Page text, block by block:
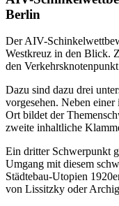
Berlin
Der AIV-
Westkreuz in den Blick.
den
Dazu sind dazu drei
vorgesehen. Neben
Ort bildet der
zweite inhaltliche
Ein dritter Schwerpunkt
Umgang mit diesem
Städtebau-Utopien
von Lissitzky oder